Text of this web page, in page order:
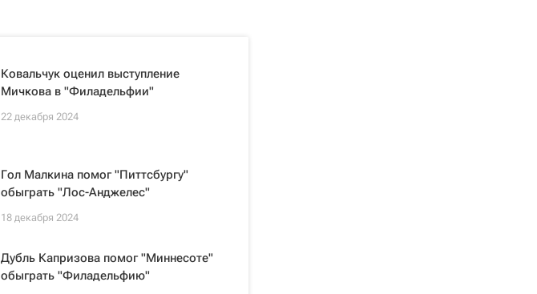
Ковальчук оценил выступление
Мичкова в "Филадельфии"
22 декабря 2024
Гол Малкина помог "Питтсбургу"
обыграть "Лос-Анджелес"
18 декабря 2024
Дубль Капризова помог "Миннесоте"
обыграть "Филадельфию"